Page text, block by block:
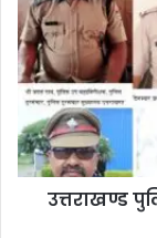
उत्तराखण्ड